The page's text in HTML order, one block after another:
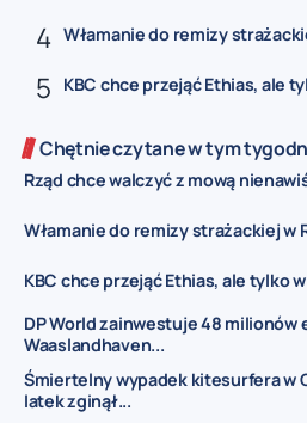
Włamanie do remizy
KBC chce przejąć Ethias, ale
Chętnie czytane w tym
Rząd chce walczyć z mową
Włamanie do remizy strażackiej w
KBC chce przejąć Ethias, ale tylko
DP World zainwestuje 48 milionów
Waaslandhaven...
Śmiertelny wypadek kitesurfera w
latek zginął...